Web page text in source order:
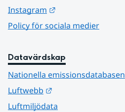
Instagram
Policy för sociala medier
Datavärdskap
Nationella emissionsdatabasen
Luftwebb
Luftmiljödata